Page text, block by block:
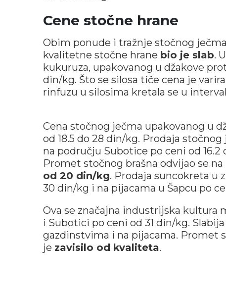
Cene stočne hrane
Obim ponude i tražnje stočnog
kvalitetne stočne hrane bio je slab.
kukuruza, upakovanog u džakove
din/kg. Što se silosa tiče cena je
rinfuzu u silosima kretala se u
Cena stočnog ječma upakovanog u
od 18.5 do 28 din/kg. Prodaja
na području Subotice po ceni od
Promet stočnog brašna odvijao se
od 20 din/kg. Prodaja suncokreta u
30 din/kg i na pijacama u Šapcu po
Ova se značajna industrijska kultura
i Subotici po ceni od 31 din/kg.
gazdinstvima i na pijacama. Promet
je zavisilo od kvaliteta.